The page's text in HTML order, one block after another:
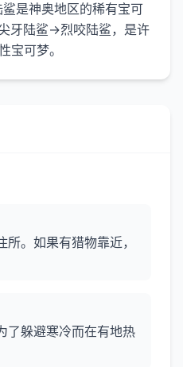
是神奥地区的稀有宝可
牙陆鲨→烈咬陆鲨，是许
。如果有猎物靠近，
了躲避寒冷而在有地热